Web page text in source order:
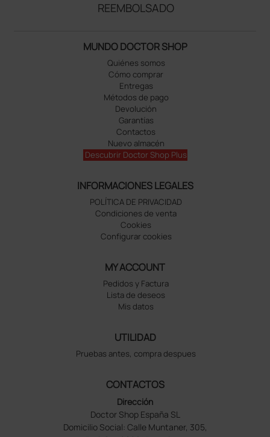
REEMBOLSADO
MUNDO DOCTOR SHOP
Quiénes somos
Cómo comprar
Entregas
Métodos de pago
Devolución
Garantías
Contactos
Nuevo almacén
Descubrir Doctor Shop Plus
INFORMACIONES LEGALES
POLÍTICA DE PRIVACIDAD
Condiciones de venta
Cookies
Configurar cookies
MY ACCOUNT
Pedidos y Factura
Lista de deseos
Mis datos
UTILIDAD
Pruebas antes, compra despues
CONTACTOS
Dirección
Doctor Shop España SL
Domicilio Social: Calle Muntaner, 305,